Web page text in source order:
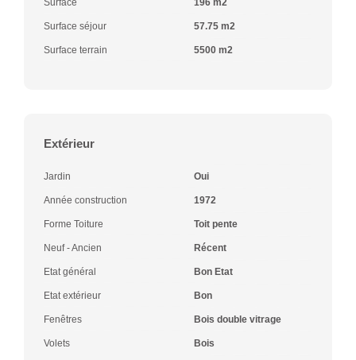
Surface séjour 57.75 m2
Surface terrain 5500 m2
Extérieur
Jardin Oui
Année construction 1972
Forme Toiture Toit pente
Neuf - Ancien Récent
Etat général Bon Etat
Etat extérieur Bon
Fenêtres Bois double vitrage
Volets Bois